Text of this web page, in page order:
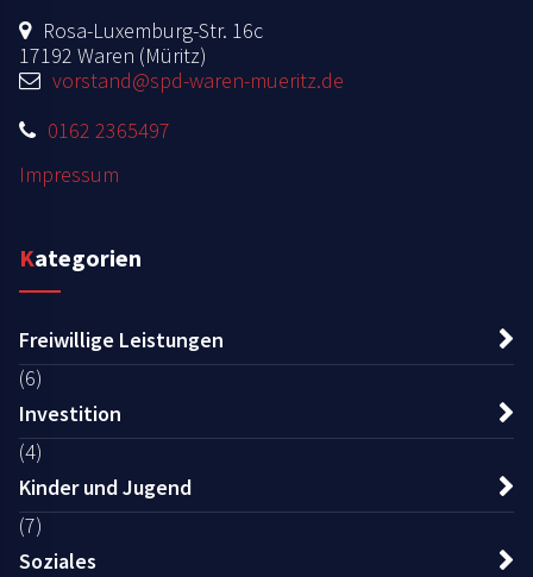
Rosa-Luxemburg-Str. 16c
17192 Waren (Müritz)
vorstand@spd-waren-mueritz.de
0162 2365497
Impressum
Kategorien
Freiwillige Leistungen
(6)
Investition
(4)
Kinder und Jugend
(7)
Soziales